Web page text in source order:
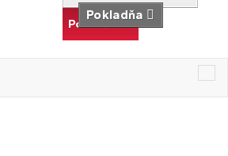
Pokladňa
Pokračovať